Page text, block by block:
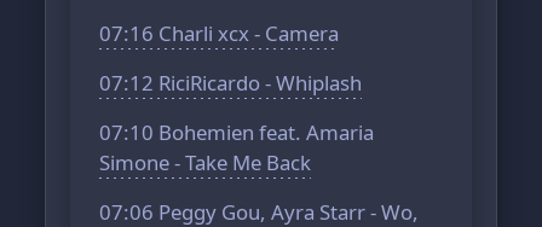
07:16 Charli xcx - Camera
07:12 RiciRicardo - Whiplash
07:10 Bohemien feat. Amaria
Simone - Take Me Back
07:06 Peggy Gou, Ayra Starr - Wo,